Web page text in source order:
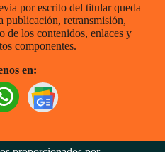
por escrito del titular queda
publicación, retransmisión,
de los contenidos, enlaces y
componentes.
en: